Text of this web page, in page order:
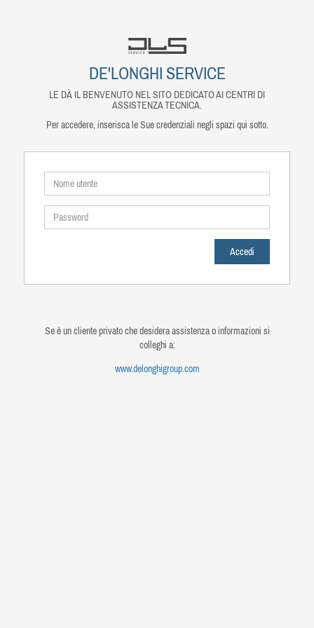
DE'LONGHI SERVICE
LE DÀ IL BENVENUTO NEL SITO DEDICATO AI CENTRI DI
ASSISTENZA TECNICA.
Per accedere, inserisca le Sue credenziali negli spazi qui sotto.
Se è un cliente privato che desidera assistenza o informazioni si
colleghi a:
www.delonghigroup.com